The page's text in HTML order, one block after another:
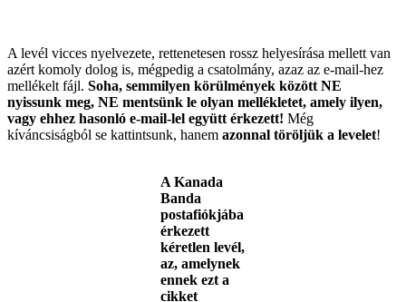
A levél vicces nyelvezete, rettenetesen rossz helyesírása mellett van
azért komoly dolog is, mégpedig a csatolmány, azaz az e-mail-hez
mellékelt fájl. Soha, semmilyen körülmények között NE
nyissunk meg, NE mentsünk le olyan mellékletet, amely ilyen,
vagy ehhez hasonló e-mail-lel együtt érkezett! Még
kíváncsiságból se kattintsunk, hanem azonnal töröljük a levelet!
A Kanada
Banda
postafiókjába
érkezett
kéretlen levél,
az, amelynek
ennek ezt a
cikket